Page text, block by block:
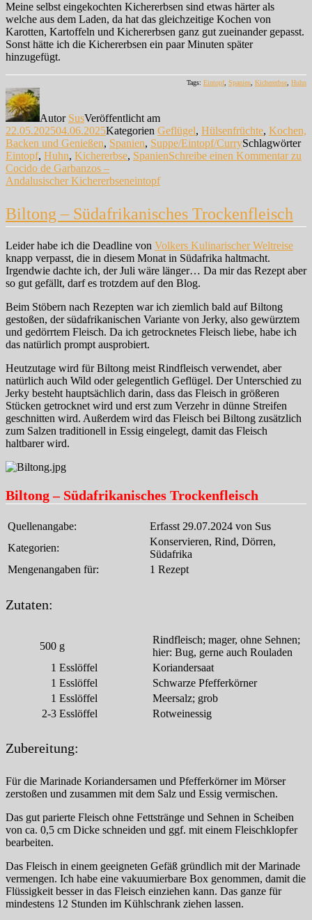
Meine selbst eingekochten Kichererbsen sind etwas härter als
welche aus dem Laden, da hat das gleichzeitige Kochen von
Karotten, Kartoffeln und Kichererbsen ganz gut zueinander gepasst.
Sonst hätte ich die Kichererbsen ein paar Minuten später
hinzugefügt.
Tags: Eintopf, Spanien, Kichererbse, Huhn
Autor SusVeröffentlicht am
22.05.202504.06.2025Kategorien Geflügel, Hülsenfrüchte, Kochen,
Backen und Genießen, Spanien, Suppe/Eintopf/CurrySchlagwörter
Eintopf, Huhn, Kichererbse, SpanienSchreibe einen Kommentarzu
Cocido de Garbanzos –
Andalusischer Kichererbseneintopf
Biltong – Südafrikanisches Trockenfleisch
Leider habe ich die Deadline von Volkers Kulinarischer Weltreise
knapp verpasst, die in diesem Monat in Südafrika haltmacht.
Irgendwie dachte ich, der Juli wäre länger… Da mir das Rezept aber
so gut gefällt, darf es trotzdem auf den Blog.
Beim Stöbern nach Rezepten war ich ziemlich bald auf Biltong
gestoßen, der südafrikanischen Variante von Jerky, also gewürztem
und gedörrtem Fleisch. Da ich getrocknetes Fleisch liebe, habe ich
das natürlich prompt ausprobiert.
Heutzutage wird für Biltong meist Rindfleisch verwendet, aber
natürlich auch Wild oder gelegentlich Geflügel. Der Unterschied zu
Jerky besteht hauptsächlich darin, dass das Fleisch in größeren
Stücken getrocknet wird und erst zum Verzehr in dünne Streifen
geschnitten wird. Außerdem wird das Fleisch bei Biltong zusätzlich
zum Salzen traditionell in Essig eingelegt, damit das Fleisch
haltbarer wird.
Biltong – Südafrikanisches Trockenfleisch
Quellenangabe:
Erfasst 29.07.2024 von Sus
Kategorien:
Konservieren, Rind, Dörren,
Südafrika
Mengenangaben für:
1 Rezept
Zutaten:
500 g
Rindfleisch; mager, ohne Sehnen;
hier: Bug, gerne auch Rouladen
1 Esslöffel
Koriandersaat
1 Esslöffel
Schwarze Pfefferkörner
1 Esslöffel
Meersalz; grob
2-3 Esslöffel Rotweinessig
Zubereitung:
Für die Marinade Koriandersamen und Pfefferkörner im Mörser
zerstoßen und zusammen mit dem Salz und Essig vermischen.
Das gut parierte Fleisch ohne Fettstränge und Sehnen in Scheiben
von ca. 0,5 cm Dicke schneiden und ggf. mit einem Fleischklopfer
bearbeiten.
Das Fleisch in einem geeigneten Gefäß gründlich mit der Marinade
vermengen. Ich habe eine vakuumierbare Box genommen, damit die
Flüssigkeit besser in das Fleisch einziehen kann. Das ganze für
mindestens 12 Stunden im Kühlschrank ziehen lassen.